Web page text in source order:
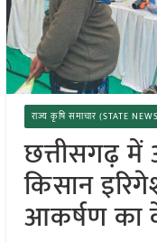
राज्य कृषि समाचार (STATE
छत्तीसगढ़ में
किसान
आकर्षण का